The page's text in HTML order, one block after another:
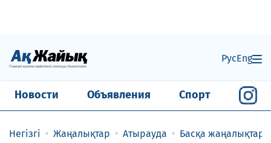
РусEng
Новости Объявления Спорт
Негізгі Жаңалықтар Атырауда Басқа жаңалықтар